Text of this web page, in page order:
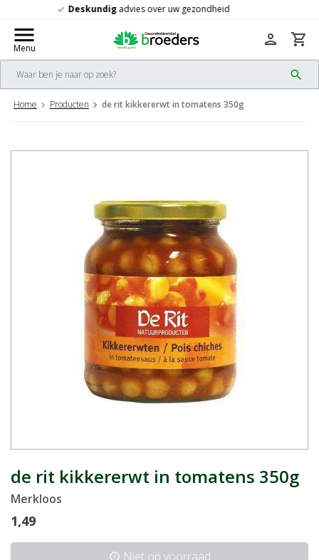
check Gratisverzending vanaf 50,-
menu
Menu
search
person shopping_cart
Home Producten de rit kikkererwt in tomatens 350g
de rit kikkererwt in tomatens 350g
Merkloos
1,49
info Niet op voorraad